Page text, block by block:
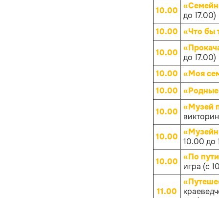
10.00 до 17.00)
10.00 «Что бы
10.00 до 17.00)
10.00 «Моя
10.00
10.00 «Музей
10.00 10.00 до
10.00 «По
игра (с
11.00